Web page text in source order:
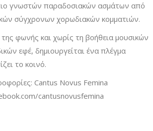
γνωστών παραδοσιακών ασμάτων από
σύγχρονων χορωδιακών κομματιών.
φωνής και χωρίς τη βοήθεια μουσικών
εφέ, δημιουργείται ένα πλέγμα
το κοινό.
Cantus Novus Femina
cantusnovusfemina